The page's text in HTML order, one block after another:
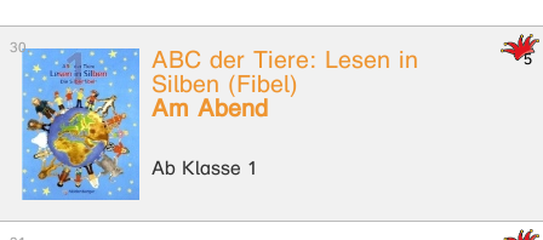
ABC der Tiere: Lesen in
Silben (Fibel)
Am Abend
Ab Klasse 1